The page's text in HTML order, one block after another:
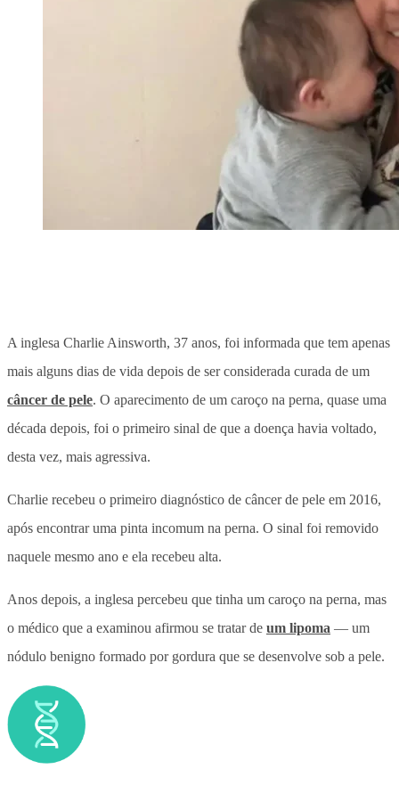
A inglesa Charlie Ainsworth, 37 anos, foi informada que tem apenas
mais alguns dias de vida depois de ser considerada curada de um
câncer de pele. O aparecimento de um caroço na perna, quase uma
década depois, foi o primeiro sinal de que a doença havia voltado,
desta vez, mais agressiva.
Charlie recebeu o primeiro diagnóstico de câncer de pele em 2016,
após encontrar uma pinta incomum na perna. O sinal foi removido
naquele mesmo ano e ela recebeu alta.
Anos depois, a inglesa percebeu que tinha um caroço na perna, mas
o médico que a examinou afirmou se tratar de um lipoma — um
nódulo benigno formado por gordura que se desenvolve sob a pele.